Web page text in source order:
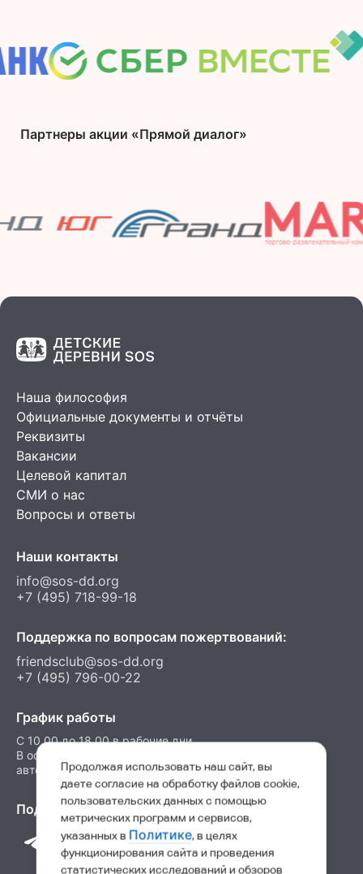
Партнеры акции «Прямой диалог»
Наша философия
Официальные документы и отчёты
Реквизиты
Вакансии
Целевой капитал
СМИ о нас
Вопросы и ответы
Наши контакты
info@sos-dd.org
+7 (495) 718-99-18
Поддержка по вопросам пожертвований:
friendsclub@sos-dd.org
+7 (495) 796-00-22
График работы
C 10.00 до 18.00 в рабочие дни
В остальные часы можно оставить сообщение на
автоответчик
Подпишитесь на нас в соц. сетях
Продолжая использовать наш сайт, вы
даете согласие на обработку файлов cookie,
пользовательских данных с помощью
метрических программ и сервисов,
указанных в Политике, в целях
функционирования сайта и проведения
статистических исследований и обзоров